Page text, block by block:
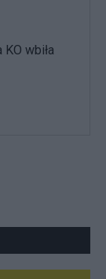
wbiła